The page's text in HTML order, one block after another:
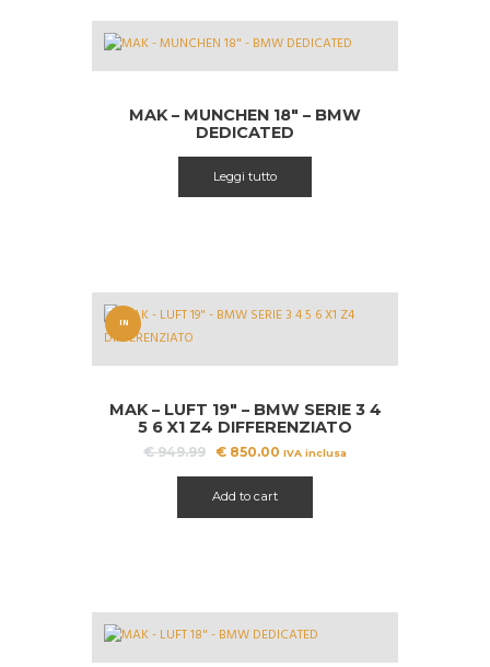
MAK – MUNCHEN 18″ – BMW
DEDICATED
Leggi tutto
IN
MAK – LUFT 19″ – BMW SERIE 3 4
5 6 X1 Z4 DIFFERENZIATO
€949.99 Il
era:
€ 949.99.
€ 850.00 Il
€ 850.00.
IVA inclusa
Add to cart